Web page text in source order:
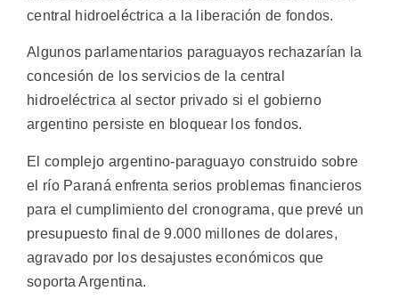
central hidroeléctrica a la liberación de fondos.
Algunos parlamentarios paraguayos rechazarían la
concesión de los servicios de la central
hidroeléctrica al sector privado si el gobierno
argentino persiste en bloquear los fondos.
El complejo argentino-paraguayo construido sobre
el río Paraná enfrenta serios problemas financieros
para el cumplimiento del cronograma, que prevé un
presupuesto final de 9.000 millones de dolares,
agravado por los desajustes económicos que
soporta Argentina.